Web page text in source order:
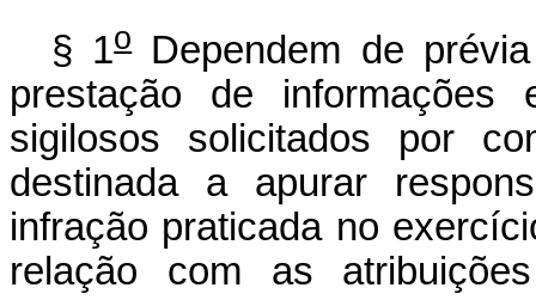
§ 1oDependem de
prestação de informações
sigilosos solicitados por
destinada a apurar
infração praticada no
relação com as